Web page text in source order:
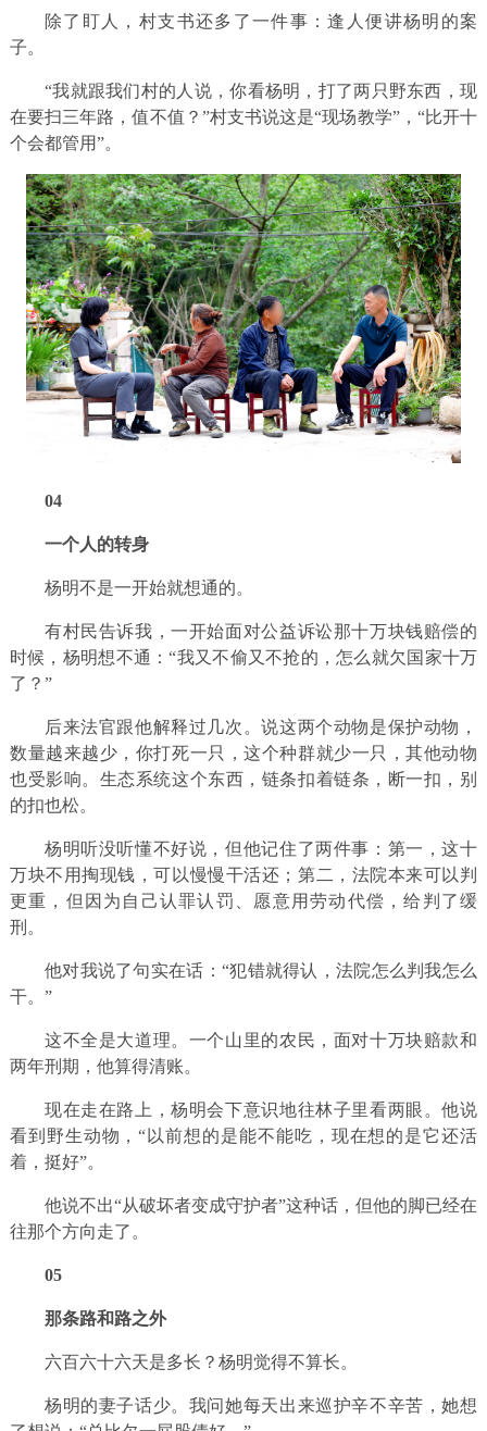
除了盯人，村支书还多了一件事：逢人便讲杨明的案
子。
“我就跟我们村的人说，你看杨明，打了两只野东西，现
在要扫三年路，值不值？”村支书说这是“现场教学”，“比开十
个会都管用”。
04
一个人的转身
杨明不是一开始就想通的。
有村民告诉我，一开始面对公益诉讼那十万块钱赔偿的
时候，杨明想不通：“我又不偷又不抢的，怎么就欠国家十万
了？”
后来法官跟他解释过几次。说这两个动物是保护动物，
数量越来越少，你打死一只，这个种群就少一只，其他动物
也受影响。生态系统这个东西，链条扣着链条，断一扣，别
的扣也松。
杨明听没听懂不好说，但他记住了两件事：第一，这十
万块不用掏现钱，可以慢慢干活还；第二，法院本来可以判
更重，但因为自己认罪认罚、愿意用劳动代偿，给判了缓
刑。
他对我说了句实在话：“犯错就得认，法院怎么判我怎么
干。”
这不全是大道理。一个山里的农民，面对十万块赔款和
两年刑期，他算得清账。
现在走在路上，杨明会下意识地往林子里看两眼。他说
看到野生动物，“以前想的是能不能吃，现在想的是它还活
着，挺好”。
他说不出“从破坏者变成守护者”这种话，但他的脚已经在
往那个方向走了。
05
那条路和路之外
六百六十六天是多长？杨明觉得不算长。
杨明的妻子话少。我问她每天出来巡护辛不辛苦，她想